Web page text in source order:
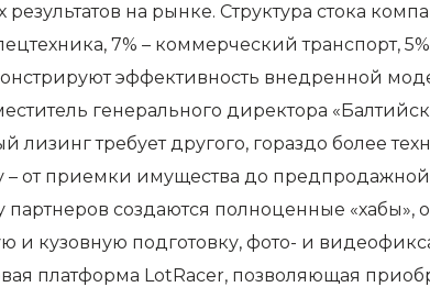
на рынке. Структура стока
7% – коммерческий транспорт,
эффективность внедренной
генерального директора
лизинг требует другого, гораздо более
– от приемки имущества до
создаются полноценные
и кузовную подготовку, фото- и
платформа LotRacer, позволяющая